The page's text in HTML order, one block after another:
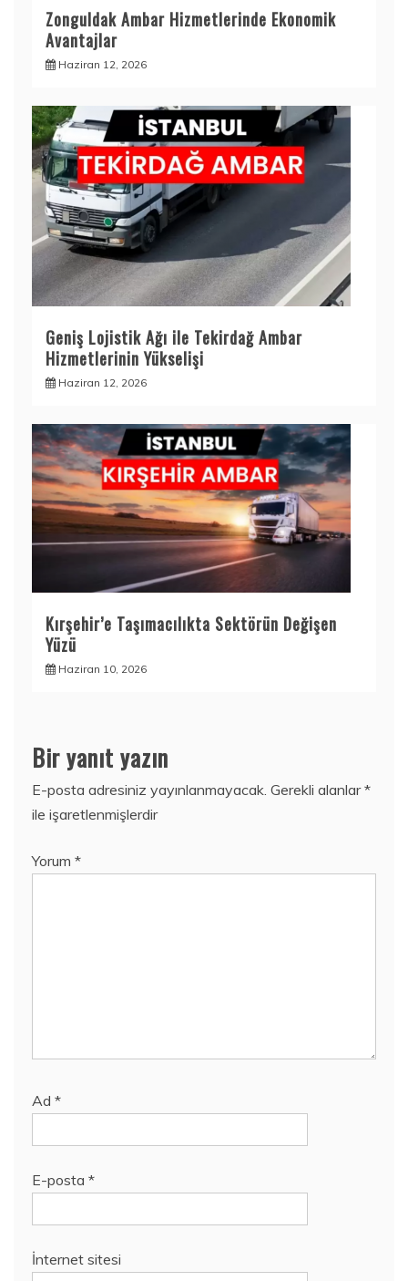
Zonguldak Ambar Hizmetlerinde Ekonomik
Avantajlar
Haziran 12, 2026
Geniş Lojistik Ağı ile Tekirdağ Ambar
Hizmetlerinin Yükselişi
Haziran 12, 2026
Kırşehir’e Taşımacılıkta Sektörün Değişen
Yüzü
Haziran 10, 2026
Bir yanıt yazın
E-posta adresiniz yayınlanmayacak. Gerekli alanlar*
ile işaretlenmişlerdir
Yorum *
Ad *
E-posta *
İnternet sitesi